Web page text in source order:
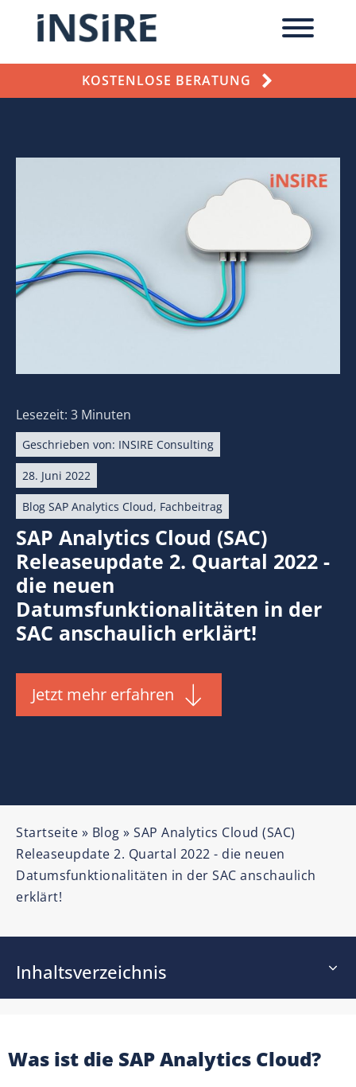
KOSTENLOSE BERATUNG
Lesezeit: 3 Minuten
Geschrieben von: INSIRE Consulting
28. Juni 2022
Blog SAP Analytics Cloud, Fachbeitrag
SAP Analytics Cloud (SAC)
Releaseupdate 2. Quartal 2022 -
die neuen
Datumsfunktionalitäten in der
SAC anschaulich erklärt!
Jetzt mehr erfahren
Startseite » Blog » SAP Analytics Cloud (SAC)
Releaseupdate 2. Quartal 2022 - die neuen
Datumsfunktionalitäten in der SAC anschaulich
erklärt!
Was ist die SAP Analytics Cloud?
Inhaltsverzeichnis